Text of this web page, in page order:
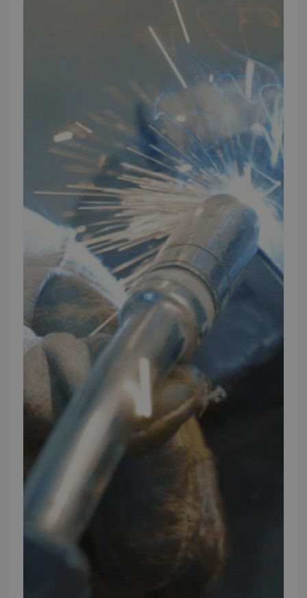
INFORMATION
TMP
Ansøg om at blive forhandler
Energiberegner
Artikler
TMP Historie
Cookie og Privatlivspolitik
Salgs- og leveringsbetingelser
Vores brands
Telefontider
Mandag - Torsdag
09:00 - 16:00
Fredag
09:00 - 15:30
Weekend
Lukket
FØLG TMP
Facebook
Youtube
Instagram
TMP BRAND SHOPS